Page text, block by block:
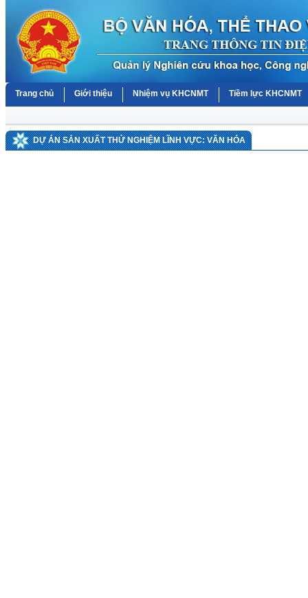
Trang chủ Giới thiệu Nhiệm vụ KHCNMT Tiềm lực KHCNMT
DỰ ÁN SẢN XUẤT THỬ NGHIỆM LĨNH VỰC: VĂN HÓA